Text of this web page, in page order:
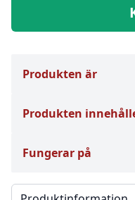
Produkten är
Produkten
Fungerar på
Välj en flik